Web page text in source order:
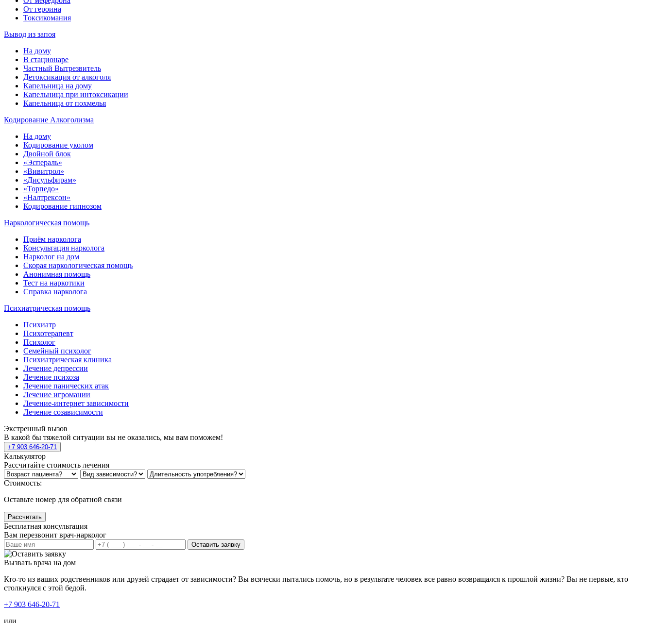
От героина
Токсикомания
Вывод из запоя
На дому
В стационаре
Частный Вытрезвитель
Детоксикация от алкоголя
Капельница на дому
Капельница при интоксикации
Капельница от похмелья
Кодирование Алкоголизма
На дому
Кодирование уколом
Двойной блок
«Эспераль»
«Вивитрол»
«Дисульфирам»
«Торпедо»
«Налтрексон»
Кодирование гипнозом
Наркологическая помощь
Приём нарколога
Консультация нарколога
Нарколог на дом
Скорая наркологическая помощь
Анонимная помощь
Тест на наркотики
Справка нарколога
Психиатрическая помощь
Психиатр
Психотерапевт
Психолог
Семейный психолог
Психиатрическая клиника
Лечение депрессии
Лечение психоза
Лечение панических атак
Лечение игромании
Лечение-интернет зависимости
Лечение созависимости
Экстренный вызов
В какой бы тяжелой ситуации вы не оказались, мы вам поможем!
+7 903 646-20-71
Калькулятор
Рассчитайте стоимость лечения
Стоимость:
Оставьте номер для обратной связи
Рассчитать
Бесплатная консультация
Вам перезвонит врач-нарколог
Оставить заявку
Вызвать врача на дом
Кто-то из ваших родственников или друзей страдает от зависимости? Вы всячески пытались помочь, но в результате человек все равно возвращался к прошлой жизни? Вы не первые, кто
столкнулся с этой бедой.
+7 903 646-20-71
или